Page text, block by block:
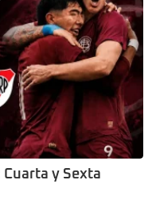
y Sexta